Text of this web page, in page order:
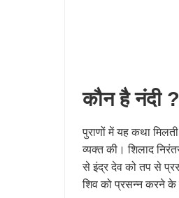
कौन है नंदी
पुराणों में यह कथा
व्यक्त की। शिलाद
से इंद्र देव को तप से
शिव को प्रसन्न करने के